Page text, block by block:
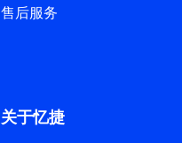
售后服务
关于忆捷